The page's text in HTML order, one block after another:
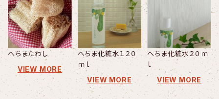
へちまたわし
VIEW MORE
へちま化粧水１２０
ｍｌ
VIEW MORE
へちま化粧水２０ｍ
ｌ
VIEW MORE